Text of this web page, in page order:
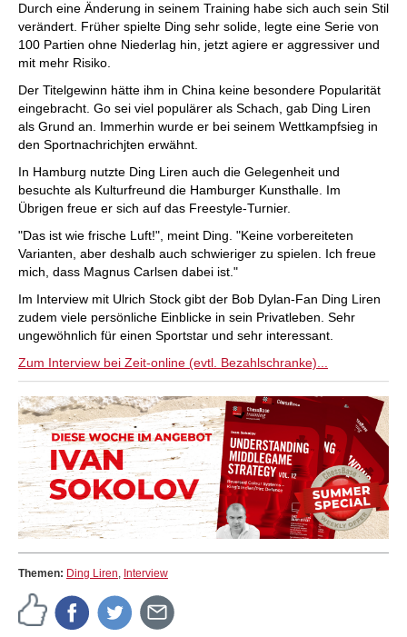
Durch eine Änderung in seinem Training habe sich auch sein Stil
verändert. Früher spielte Ding sehr solide, legte eine Serie von
100 Partien ohne Niederlag hin, jetzt agiere er aggressiver und
mit mehr Risiko.
Der Titelgewinn hätte ihm in China keine besondere Popularität
eingebracht. Go sei viel populärer als Schach, gab Ding Liren
als Grund an. Immerhin wurde er bei seinem Wettkampfsieg in
den Sportnachrichjten erwähnt.
In Hamburg nutzte Ding Liren auch die Gelegenheit und
besuchte als Kulturfreund die Hamburger Kunsthalle. Im
Übrigen freue er sich auf das Freestyle-Turnier.
"Das ist wie frische Luft!", meint Ding. "Keine vorbereiteten
Varianten, aber deshalb auch schwieriger zu spielen. Ich freue
mich, dass Magnus Carlsen dabei ist."
Im Interview mit Ulrich Stock gibt der Bob Dylan-Fan Ding Liren
zudem viele persönliche Einblicke in sein Privatleben. Sehr
ungewöhnlich für einen Sportstar und sehr interessant.
Zum Interview bei Zeit-online (evtl. Bezahlschranke)...
Themen: Ding Liren, Interview